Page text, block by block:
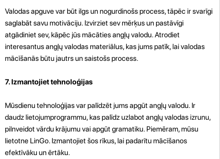
Valodas apguve var būt ilgs un nogurdinošs process, tāpēc ir svarīgi
saglabāt savu motivāciju. Izvirziet sev mērķus un pastāvīgi
atgādiniet sev, kāpēc jūs mācāties angļų valodu. Atrodiet
interesantus angļų valodas materiālus, kas jums patīk, lai valodas
mācīšanās būtu jautrs un saistošs process.
7. Izmantojiet tehnoloģijas
Mūsdienu tehnoloģijas var palīdzēt jums apgūt angļų valodu. Ir
daudz lietojumprogrammu, kas palīdz uzlabot angļų valodas izrunu,
pilnveidot vārdu krājumu vai apgūt gramatiku. Piemēram, mūsu
lietotne LinGo. Izmantojiet šos rīkus, lai padarītu mācīšanos
efektīvāku un ērtāku.